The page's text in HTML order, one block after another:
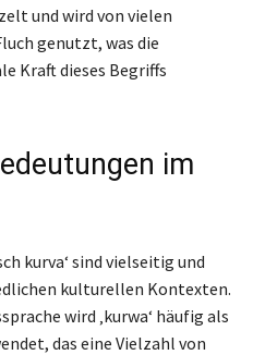
und wird von vielen
genutzt, was die
Kraft dieses Begriffs
im
kurva‘ sind vielseitig und
kulturellen Kontexten.
wird ‚kurwa‘ häufig als
das eine Vielzahl von